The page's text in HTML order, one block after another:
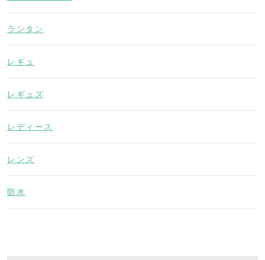
ランタン
レギュ
レギュズ
レディース
レンズ
防水